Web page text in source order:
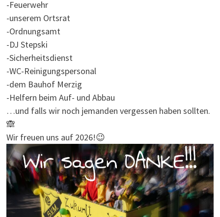
-Feuerwehr
-unserem Ortsrat
-Ordnungsamt
-DJ Stepski
-Sicherheitsdienst
-WC-Reinigungspersonal
-dem Bauhof Merzig
-Helfern beim Auf- und Abbau
…und falls wir noch jemanden vergessen haben sollten.
🙈
Wir freuen uns auf 2026!😉